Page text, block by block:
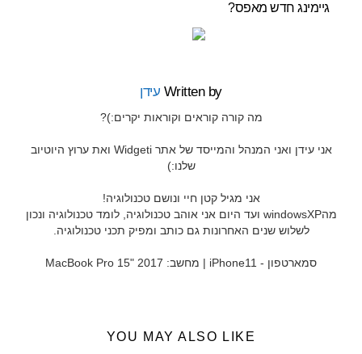
גיימינג חדש מאפס?
Written by עידן
מה קורה קוראים וקוראות יקרים:)?
אני עידן ואני המנהל והמייסד של אתר Widgeti ואת ערוץ היוטיוב
שלנו:)
אני מגיל קטן חיי ונושם טכנולוגיה!
מהwindowsXP ועד היום אני אוהב טכנולוגיה, לומד טכנולוגיה ונכון
לשלוש שנים האחרונות גם כותב ומפיק תכני טכנולוגיה.
סמארטפון - iPhone11 | מחשב: MacBook Pro 15" 2017
YOU MAY ALSO LIKE